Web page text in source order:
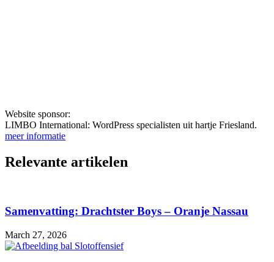
Website sponsor:
LIMBO International: WordPress specialisten uit hartje Friesland.
meer informatie
Relevante artikelen
Samenvatting: Drachtster Boys – Oranje Nassau
March 27, 2026